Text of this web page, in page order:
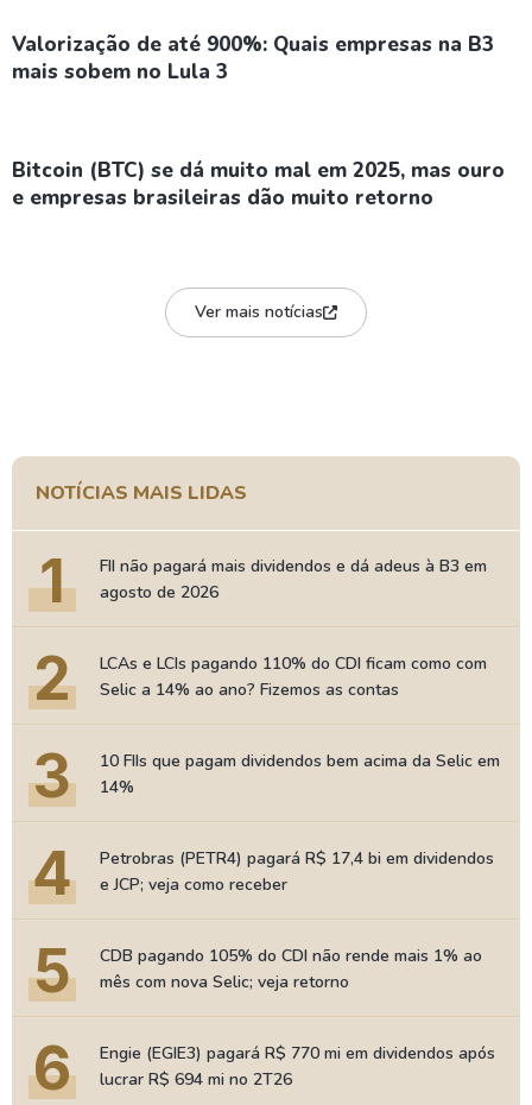
Valorização de até 900%: Quais empresas na B3
mais sobem no Lula 3
Bitcoin (BTC) se dá muito mal em 2025, mas ouro
e empresas brasileiras dão muito retorno
Ver mais notícias
NOTÍCIAS MAIS LIDAS
1
FII não pagará mais dividendos e dá adeus à B3 em
agosto de 2026
2
LCAs e LCIs pagando 110% do CDI ficam como com
Selic a 14% ao ano? Fizemos as contas
3
10 FIIs que pagam dividendos bem acima da Selic em
14%
4
Petrobras (PETR4) pagará R$ 17,4 bi em dividendos
e JCP; veja como receber
5
CDB pagando 105% do CDI não rende mais 1% ao
mês com nova Selic; veja retorno
6
Engie (EGIE3) pagará R$ 770 mi em dividendos após
lucrar R$ 694 mi no 2T26